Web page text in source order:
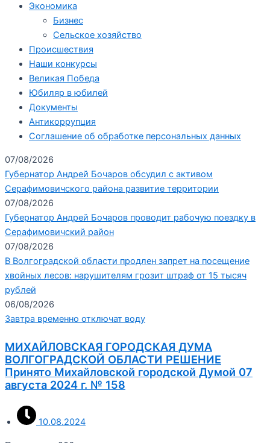
Экономика
Бизнес
Сельское хозяйство
Происшествия
Наши конкурсы
Великая Победа
Юбиляр в юбилей
Документы
Антикоррупция
Соглашение об обработке персональных данных
07/08/2026
Губернатор Андрей Бочаров обсудил с активом
Серафимовичского района развитие территории
07/08/2026
Губернатор Андрей Бочаров проводит рабочую поездку в
Серафимовичский район
07/08/2026
В Волгоградской области продлен запрет на посещение
хвойных лесов: нарушителям грозит штраф от 15 тысяч
рублей
06/08/2026
Завтра временно отключат воду
МИХАЙЛОВСКАЯ ГОРОДСКАЯ ДУМА
ВОЛГОГРАДСКОЙ ОБЛАСТИ РЕШЕНИЕ
Принято Михайловской городской Думой 07
августа 2024 г. № 158
10.08.2024